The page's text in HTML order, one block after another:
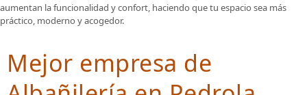
aumentan la funcionalidad y confort, haciendo que tu espacio sea más
práctico, moderno y acogedor.
Mejor empresa de